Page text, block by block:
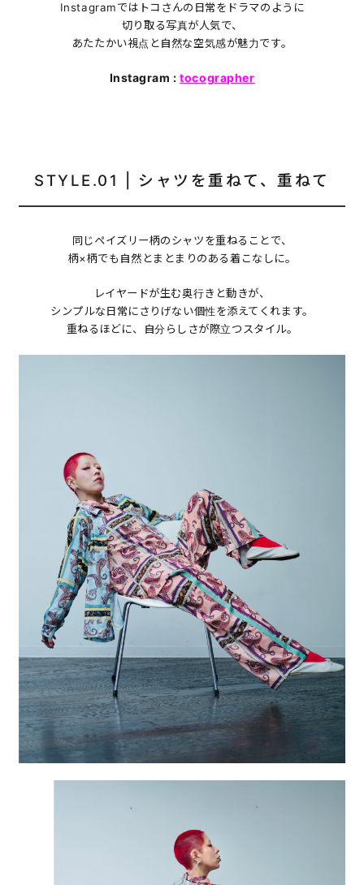
Instagramではトコさんの日常をドラマのように
切り取る写真が人気で、
あたたかい視点と自然な空気感が魅力です。
Instagram :tocographer
STYLE.01 | シャツを重ねて、重ねて
同じペイズリー柄のシャツを重ねることで、
柄×柄でも自然とまとまりのある着こなしに。
レイヤードが生む奥行きと動きが、
シンプルな日常にさりげない個性を添えてくれます。
重ねるほどに、自分らしさが際立つスタイル。